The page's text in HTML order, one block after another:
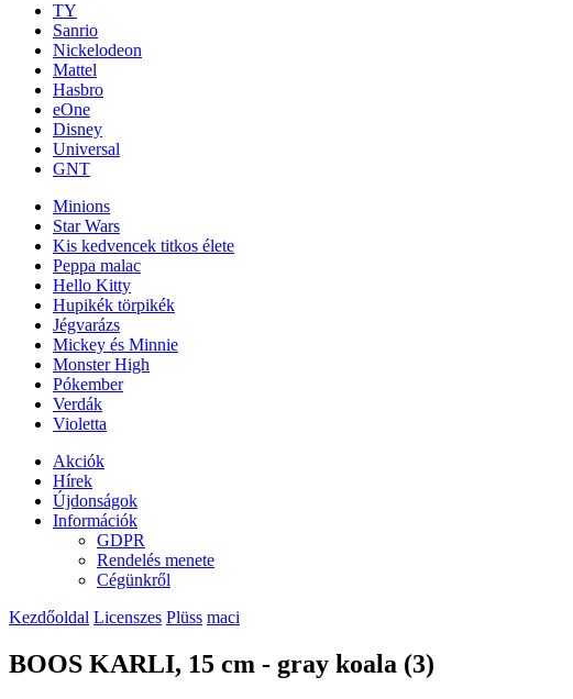
TY
Sanrio
Nickelodeon
Mattel
Hasbro
eOne
Disney
Universal
GNT
Minions
Star Wars
Kis kedvencek titkos élete
Peppa malac
Hello Kitty
Hupikék törpikék
Jégvarázs
Mickey és Minnie
Monster High
Pókember
Verdák
Violetta
Akciók
Hírek
Újdonságok
Információk
GDPR
Rendelés menete
Cégünkről
Kezdőoldal Licenszes Plüss maci
BOOS KARLI, 15 cm - gray koala (3)